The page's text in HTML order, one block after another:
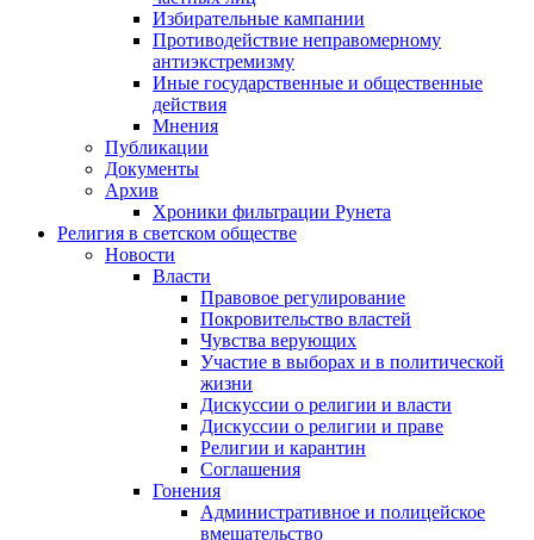
Избирательные кампании
Противодействие неправомерному
антиэкстремизму
Иные государственные и общественные
действия
Мнения
Публикации
Документы
Архив
Хроники фильтрации Рунета
Религия в светском обществе
Новости
Власти
Правовое регулирование
Покровительство властей
Чувства верующих
Участие в выборах и в политической
жизни
Дискуссии о религии и власти
Дискуссии о религии и праве
Религии и карантин
Соглашения
Гонения
Административное и полицейское
вмешательство